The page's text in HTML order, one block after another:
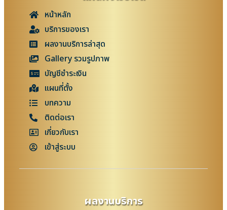
หน้าหลัก
บริการของเรา
ผลงานบริการล่าสุด
Gallery รวมรูปภาพ
บัญชีชำระเงิน
แผนที่ตั้ง
บทความ
ติดต่อเรา
เกี่ยวกับเรา
เข้าสู่ระบบ
ผลงานบริการ